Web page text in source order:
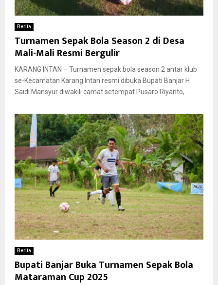
Berita
Turnamen Sepak Bola Season 2 di Desa
Mali-Mali Resmi Bergulir
KARANG INTAN – Turnamen sepak bola season 2 antar klub
se-Kecamatan Karang Intan resmi dibuka Bupati Banjar H
Saidi Mansyur diwakili camat setempat Pusaro Riyanto,...
Berita
Bupati Banjar Buka Turnamen Sepak Bola
Mataraman Cup 2025